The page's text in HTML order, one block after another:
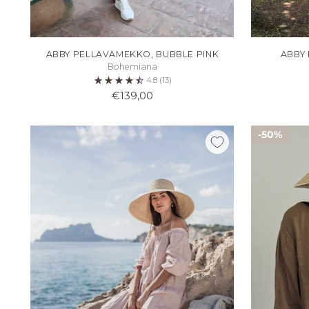
ABBY PELLAVAMEKKO, BUBBLE PINK
Bohemiana
4.8 (13)
€139,00
ABBY
50%